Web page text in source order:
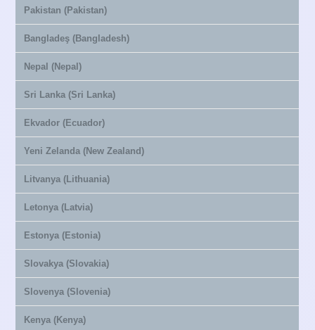
Pakistan (Pakistan)
Bangladeş (Bangladesh)
Nepal (Nepal)
Sri Lanka (Sri Lanka)
Ekvador (Ecuador)
Yeni Zelanda (New Zealand)
Litvanya (Lithuania)
Letonya (Latvia)
Estonya (Estonia)
Slovakya (Slovakia)
Slovenya (Slovenia)
Kenya (Kenya)